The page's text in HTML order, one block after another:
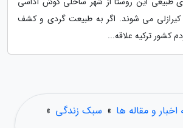
کیرازلی می شوند. اگر به طبیعت گردی و کشف
کشور ترکیه علاقه...
و مقاله ها » سبک زندگی »